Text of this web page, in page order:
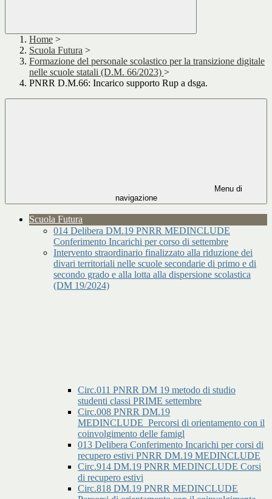
Home >
Scuola Futura >
Formazione del personale scolastico per la transizione digitale
nelle scuole statali (D.M. 66/2023) >
PNRR D.M.66: Incarico supporto Rup a dsga.
Menu di
navigazione
Scuola Futura
014 Delibera DM.19 PNRR MEDINCLUDE
Conferimento Incarichi per corso di settembre
Intervento straordinario finalizzato alla riduzione dei
divari territoriali nelle scuole secondarie di primo e di
secondo grado e alla lotta alla dispersione scolastica
(DM 19/2024)
Circ.011 PNRR DM 19 metodo di studio
studenti classi PRIME settembre
Circ.008 PNRR DM.19
MEDINCLUDE_Percorsi di orientamento con il
coinvolgimento delle famigl
013 Delibera Conferimento Incarichi per corsi di
recupero estivi PNRR DM.19 MEDINCLUDE
Circ.914 DM.19 PNRR MEDINCLUDE Corsi
di recupero estivi
Circ.818 DM.19 PNRR MEDINCLUDE